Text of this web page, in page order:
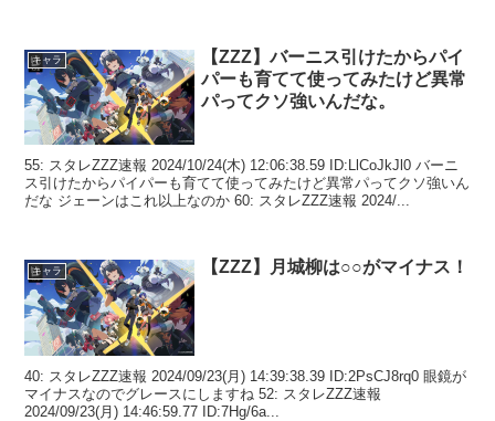
キャラ
【ZZZ】バーニス引けたからパイ
パーも育てて使ってみたけど異常
パってクソ強いんだな。
55: スタレZZZ速報 2024/10/24(木) 12:06:38.59 ID:LlCoJkJl0 バーニ
ス引けたからパイパーも育てて使ってみたけど異常パってクソ強いん
だな ジェーンはこれ以上なのか 60: スタレZZZ速報 2024/...
キャラ 【ZZZ】月城柳は○○がマイナス！
40: スタレZZZ速報 2024/09/23(月) 14:39:38.39 ID:2PsCJ8rq0 眼鏡が
マイナスなのでグレースにしますね 52: スタレZZZ速報
2024/09/23(月) 14:46:59.77 ID:7Hg/6a...